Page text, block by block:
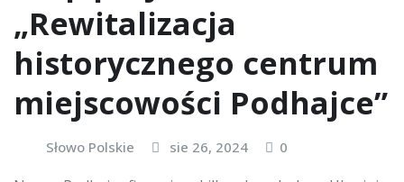
„Rewitalizacja
historycznego centrum
miejscowości Podhajce”
Słowo Polskie sie 26, 2024 0